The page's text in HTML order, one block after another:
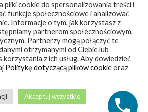
21
29 00
308 200
All Rights Reserved
pliki cookie do spersonalizowania treści i
funkcje społecznościowe i analizować
Informacje o tym, jak korzystasz z
partnerom społecznościowym,
Partnerzy mogą połączyć te
otrzymanymi od Ciebie lub
korzystania z ich usług. Aby dowiedzieć
Politykę dotyczącą plików cookieoraz
Akceptuj wszystkie